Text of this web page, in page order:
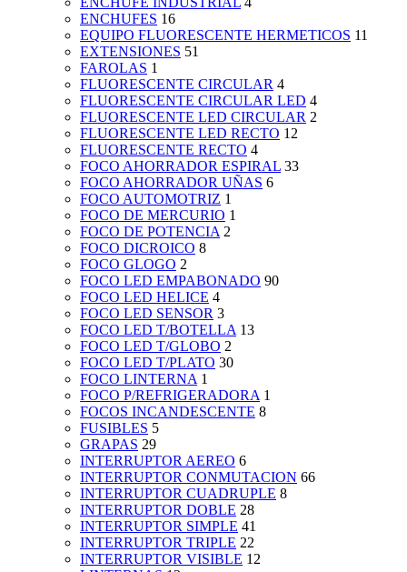
ENCHUFES 16
EQUIPO FLUORESCENTE HERMETICOS 11
EXTENSIONES 51
FAROLAS 1
FLUORESCENTE CIRCULAR 4
FLUORESCENTE CIRCULAR LED 4
FLUORESCENTE LED CIRCULAR 2
FLUORESCENTE LED RECTO 12
FLUORESCENTE RECTO 4
FOCO AHORRADOR ESPIRAL 33
FOCO AHORRADOR UÑAS 6
FOCO AUTOMOTRIZ 1
FOCO DE MERCURIO 1
FOCO DE POTENCIA 2
FOCO DICROICO 8
FOCO GLOGO 2
FOCO LED EMPABONADO 90
FOCO LED HELICE 4
FOCO LED SENSOR 3
FOCO LED T/BOTELLA 13
FOCO LED T/GLOBO 2
FOCO LED T/PLATO 30
FOCO LINTERNA 1
FOCO P/REFRIGERADORA 1
FOCOS INCANDESCENTE 8
FUSIBLES 5
GRAPAS 29
INTERRUPTOR AEREO 6
INTERRUPTOR CONMUTACION 66
INTERRUPTOR CUADRUPLE 8
INTERRUPTOR DOBLE 28
INTERRUPTOR SIMPLE 41
INTERRUPTOR TRIPLE 22
INTERRUPTOR VISIBLE 12